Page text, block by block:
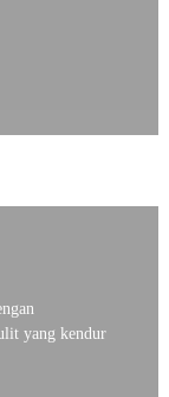
yang kendur